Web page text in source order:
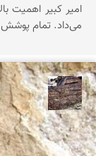
امیر کبیر اهمیت
می‌داد. تمام پوشش خود را از کالای با ارزش داخلی تهیه می‌کرد.
محمد ناصری